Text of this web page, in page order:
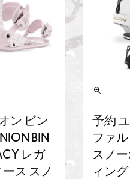
ン ビン
BIN
レガ
ス スノ
予約
ファ
スノ
ィン